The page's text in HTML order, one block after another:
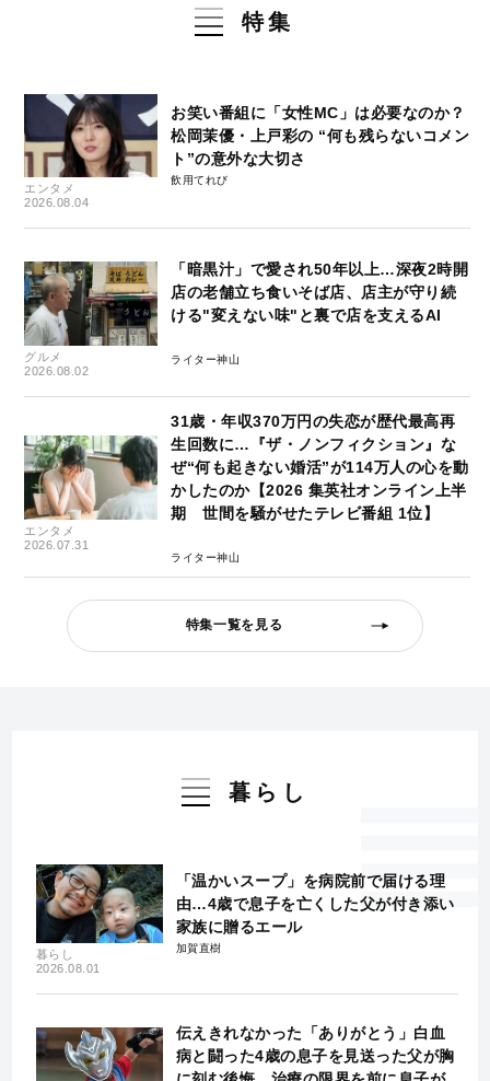
特集
エンタメ
2026.08.04
お笑い番組に「女性MC」は必要なのか？
松岡茉優・上戸彩の “何も残らないコメン
ト”の意外な大切さ
飲用てれび
グルメ
2026.08.02
「暗黒汁」で愛され50年以上…深夜2時開
店の老舗立ち食いそば店、店主が守り続
ける"変えない味"と裏で店を支えるAI
ライター神山
エンタメ
2026.07.31
31歳・年収370万円の失恋が歴代最高再
生回数に…『ザ・ノンフィクション』な
ぜ“何も起きない婚活”が114万人の心を動
かしたのか【2026 集英社オンライン上半
期 世間を騒がせたテレビ番組 1位】
ライター神山
特集一覧を見る
暮らし
暮らし
2026.08.01
「温かいスープ」を病院前で届ける理
由…4歳で息子を亡くした父が付き添い
家族に贈るエール
加賀直樹
伝えきれなかった「ありがとう」白血
病と闘った4歳の息子を見送った父が胸